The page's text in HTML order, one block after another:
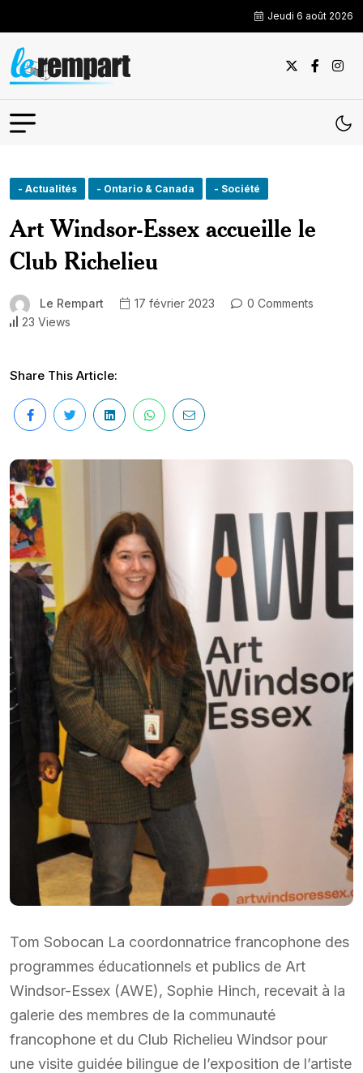
Jeudi 6 août 2026
- Actualités - Ontario & Canada - Société
Art Windsor-Essex accueille le
Club Richelieu
Le Rempart 17 février 2023
0 Comments
23 Views
Share This Article:
Tom Sobocan La coordonnatrice francophone des
programmes éducationnels et publics de Art
Windsor-Essex (AWE), Sophie Hinch, recevait à la
galerie des membres de la communauté
francophone et du Club Richelieu Windsor pour
une visite guidée bilingue de l’exposition de l’artiste